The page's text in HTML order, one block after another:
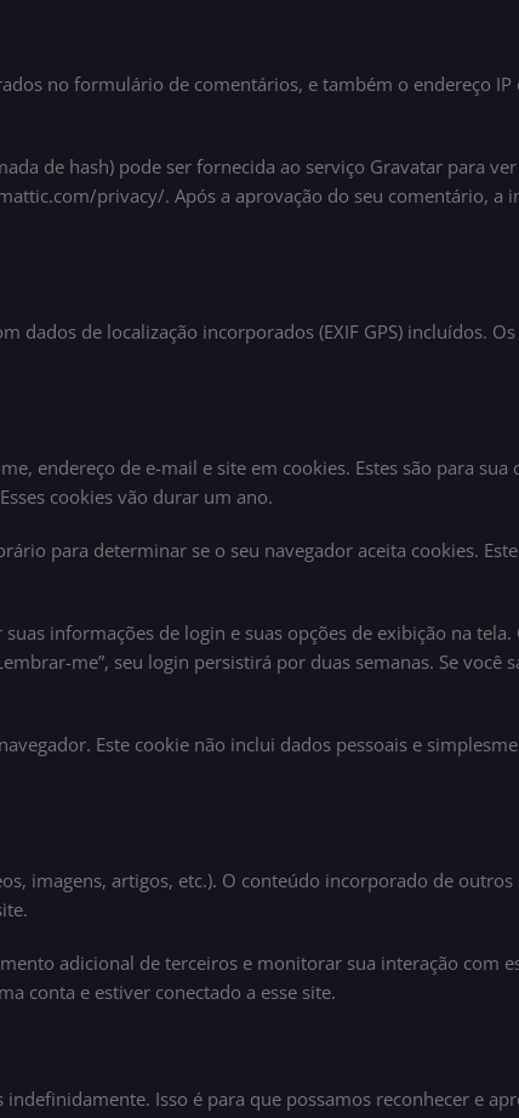
no formulário de comentários, e também o endereço
de hash) pode ser fornecida ao serviço Gravatar para ver
privacy/. Após a aprovação do seu comentário, a
dados de localização incorporados (EXIF GPS) incluídos.
endereço de e-mail e site em cookies. Estes são para sua
cookies vão durar um ano.
para determinar se o seu navegador aceita cookies.
informações de login e suas opções de exibição na
me”, seu login persistirá por duas semanas. Se você
Este cookie não inclui dados pessoais e
imagens, artigos, etc.). O conteúdo incorporado de outros
adicional de terceiros e monitorar sua interação com
conta e estiver conectado a esse site.
Isso é para que possamos reconhecer e